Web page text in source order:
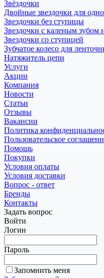
Звёздочки
Двойные звездочки для
Звездочки без ступицы
Звездочки с каленым зубом
Звездочки со ступицей
Зубчатое колесо для
Натяжитель цепи
Услуги
Акции
Компания
Новости
Статьи
Отзывы
Вакансии
Политика
Пользовательское
Помощь
Покупки
Условия оплаты
Условия доставки
Вопрос - ответ
Бренды
Контакты
Задать вопрос
Войти
Логин
Пароль
Запомнить меня